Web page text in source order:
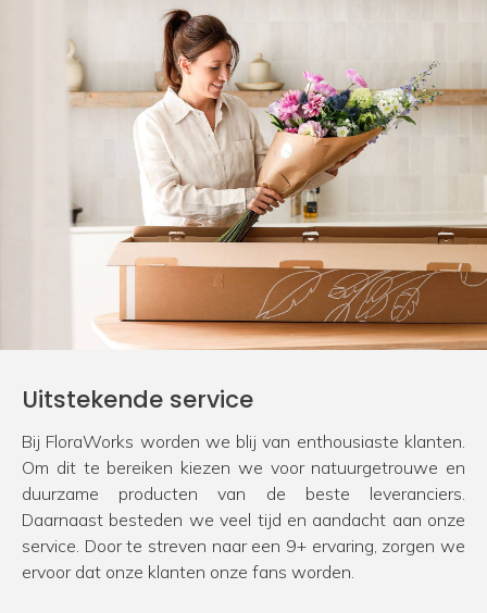
Uitstekende service
Bij FloraWorks worden we blij van enthousiaste klanten.
Om dit te bereiken kiezen we voor natuurgetrouwe en
duurzame producten van de beste leveranciers.
Daarnaast besteden we veel tijd en aandacht aan onze
service. Door te streven naar een 9+ ervaring, zorgen we
ervoor dat onze klanten onze fans worden.